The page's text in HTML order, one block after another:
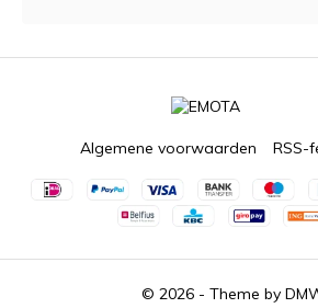
© 2026 - Theme by
Algemene voorwaarden RSS-